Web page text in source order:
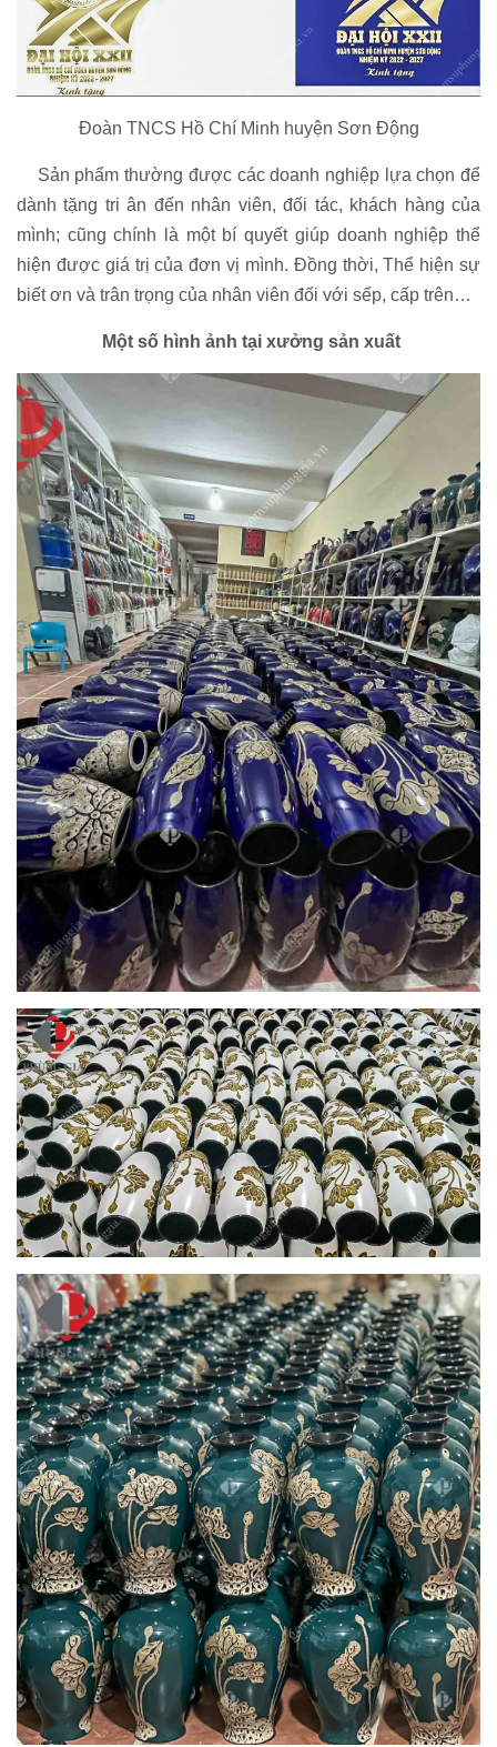
Đoàn TNCS Hồ Chí Minh huyện Sơn Động
Sản phẩm thường được các doanh nghiệp lựa chọn để
dành tặng tri ân đến nhân viên, đối tác, khách hàng của
mình; cũng chính là một bí quyết giúp doanh nghiệp thể
hiện được giá trị của đơn vị mình. Đồng thời, Thể hiện sự
biết ơn và trân trọng của nhân viên đối với sếp, cấp trên…
Một số hình ảnh tại xưởng sản xuất